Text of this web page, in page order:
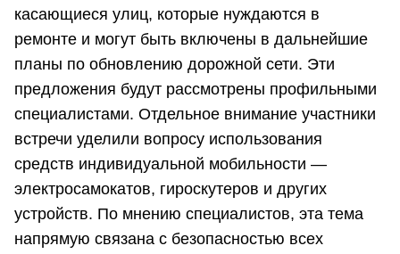
касающиеся улиц, которые нуждаются в
ремонте и могут быть включены в дальнейшие
планы по обновлению дорожной сети. Эти
предложения будут рассмотрены профильными
специалистами. Отдельное внимание участники
встречи уделили вопросу использования
средств индивидуальной мобильности —
электросамокатов, гироскутеров и других
устройств. По мнению специалистов, эта тема
напрямую связана с безопасностью всех